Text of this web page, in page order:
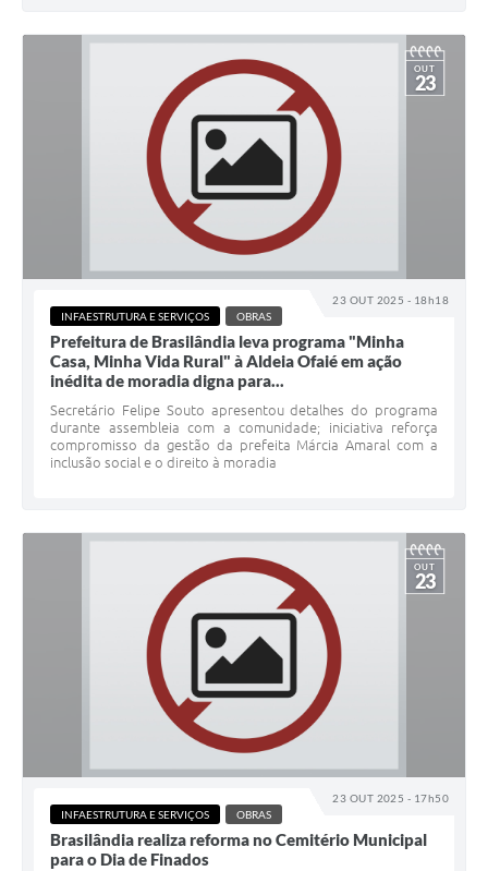
23 OUT 2025 - 18h18
OUT
23
INFAESTRUTURA E SERVIÇOS OBRAS
Prefeitura de Brasilândia leva programa "Minha
Casa, Minha Vida Rural" à Aldeia Ofaié em ação
inédita de moradia digna para...
Secretário Felipe Souto apresentou detalhes do programa
durante assembleia com a comunidade; iniciativa reforça
compromisso da gestão da prefeita Márcia Amaral com a
inclusão social e o direito à moradia
23 OUT 2025 - 17h50
OUT
23
INFAESTRUTURA E SERVIÇOS OBRAS
Brasilândia realiza reforma no Cemitério Municipal
para o Dia de Finados